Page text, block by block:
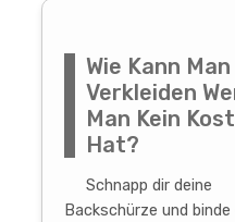
Wie Kann
Verkleiden
Man Kein
Hat?
Schnapp dir deine
Backschürze und binde